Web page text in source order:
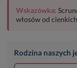
Wskazówka:
włosów od
Rodzina naszych